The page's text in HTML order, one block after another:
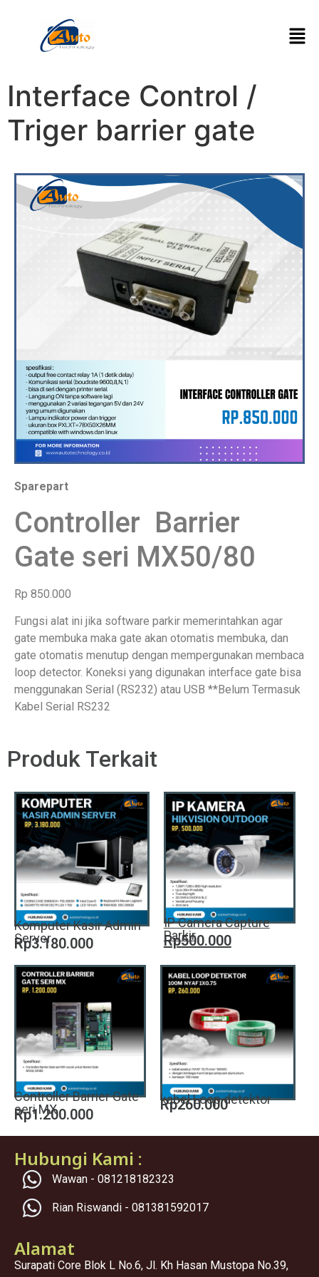
Interface Control /
Triger barrier gate
Sparepart
Controller Barrier
Gate seri MX50/80
Rp 850.000
Fungsi alat ini jika software parkir memerintahkan agar
gate membuka maka gate akan otomatis membuka, dan
gate otomatis menutup dengan mempergunakan membaca
loop detector. Koneksi yang digunakan interface gate bisa
menggunakan Serial (RS232) atau USB **Belum Termasuk
Kabel Serial RS232
Produk Terkait
Komputer Kasir Admin
Server
Rp3.180.000
IP Camera Capture
Parkir
Rp500.000
Controller Barrier Gate
seri MX
Rp1.200.000
kabel Loop detektor
Rp260.000
Hubungi Kami :
Wawan - 081218182323
Rian Riswandi - 081381592017
Alamat
Surapati Core Blok L No.6, Jl. Kh Hasan Mustopa No.39,